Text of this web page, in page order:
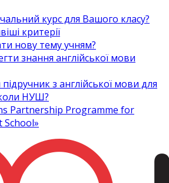
курс для Вашого класу?
критерії
нову тему учням?
знання англійської мови
з англійської мови для
НУШ?
Partnership Programme for
School»